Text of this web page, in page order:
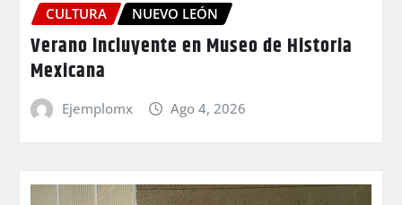
CULTURA NUEVO LEÓN
Verano incluyente en Museo de Historia
Mexicana
Ejemplomx Ago 4, 2026